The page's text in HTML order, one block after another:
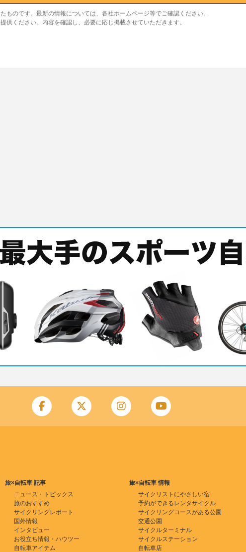
のです。最新の情報については、各社ホームページ等でご確認ください。
ください。内容を確認し、必要に応じ掲載させていただきます。
旅×自転車 記事
ニュース・トピックス
旅のおすすめ
サイクリングレポート
国外情報
インタビュー
お役立ち情報・ハウツー
自転車アイテム
旅×自転車 情報
サイクリストにやさしい宿
予約ができるレンタサイクル
サイクリングコースがある公園
交通公園
サイクルターミナル
サイクルステーション
自転車店